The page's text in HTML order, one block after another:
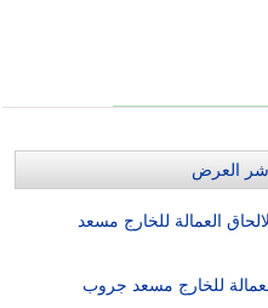
العرض
العمالة للخارج مسعد
للخارج مسعد جروب